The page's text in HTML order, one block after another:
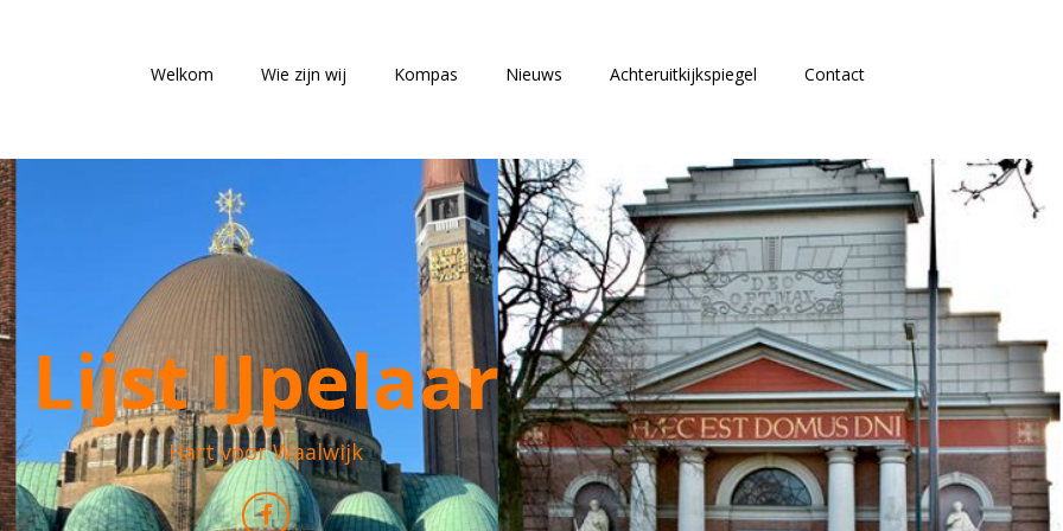
Welkom Wie zijn wij Kompas Nieuws Achteruitkijkspiegel Contact
Lijst IJpelaar
Hart voor Waalwijk